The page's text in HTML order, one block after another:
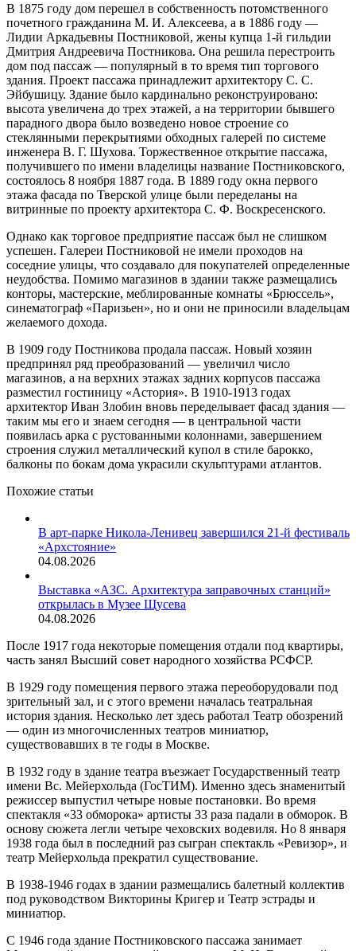
В 1875 году дом перешел в собственность потомственного
почетного гражданина М. И. Алексеева, а в 1886 году —
Лидии Аркадьевны Постниковой, жены купца 1-й гильдии
Дмитрия Андреевича Постникова. Она решила перестроить
дом под пассаж — популярный в то время тип торгового
здания. Проект пассажа принадлежит архитектору С. С.
Эйбушицу. Здание было кардинально реконструировано:
высота увеличена до трех этажей, а на территории бывшего
парадного двора было возведено новое строение со
стеклянными перекрытиями обходных галерей по системе
инженера В. Г. Шухова. Торжественное открытие пассажа,
получившего по имени владелицы название Постниковского,
состоялось 8 ноября 1887 года. В 1889 году окна первого
этажа фасада по Тверской улице были переделаны на
витринные по проекту архитектора С. Ф. Воскресенского.
Однако как торговое предприятие пассаж был не слишком
успешен. Галереи Постниковой не имели проходов на
соседние улицы, что создавало для покупателей определенные
неудобства. Помимо магазинов в здании также размещались
конторы, мастерские, меблированные комнаты «Брюссель»,
синематограф «Паризьен», но и они не приносили владельцам
желаемого дохода.
В 1909 году Постникова продала пассаж. Новый хозяин
предпринял ряд преобразований — увеличил число
магазинов, а на верхних этажах задних корпусов пассажа
разместил гостиницу «Астория». В 1910-1913 годах
архитектор Иван Злобин вновь переделывает фасад здания —
таким мы его и знаем сегодня — в центральной части
появилась арка с рустованными колоннами, завершением
строения служил металлический купол в стиле барокко,
балконы по бокам дома украсили скульптурами атлантов.
Похожие статьи
В арт-парке Никола-Ленивец завершился 21-й фестиваль
«Архстояние»
04.08.2026
Выставка «АЗС. Архитектура заправочных станций»
открылась в Музее Щусева
04.08.2026
После 1917 года некоторые помещения отдали под квартиры,
часть занял Высший совет народного хозяйства РСФСР.
В 1929 году помещения первого этажа переоборудовали под
зрительный зал, и с этого времени началась театральная
история здания. Несколько лет здесь работал Театр обозрений
— один из многочисленных театров миниатюр,
существовавших в те годы в Москве.
В 1932 году в здание театра въезжает Государственный театр
имени Вс. Мейерхольда (ГосТИМ). Именно здесь знаменитый
режиссер выпустил четыре новые постановки. Во время
спектакля «33 обморока» артисты 33 раза падали в обморок. В
основу сюжета легли четыре чеховских водевиля. Но 8 января
1938 года был в последний раз сыгран спектакль «Ревизор», и
театр Мейерхольда прекратил существование.
В 1938-1946 годах в здании размещались балетный коллектив
под руководством Викторины Кригер и Театр эстрады и
миниатюр.
С 1946 года здание Постниковского пассажа занимает